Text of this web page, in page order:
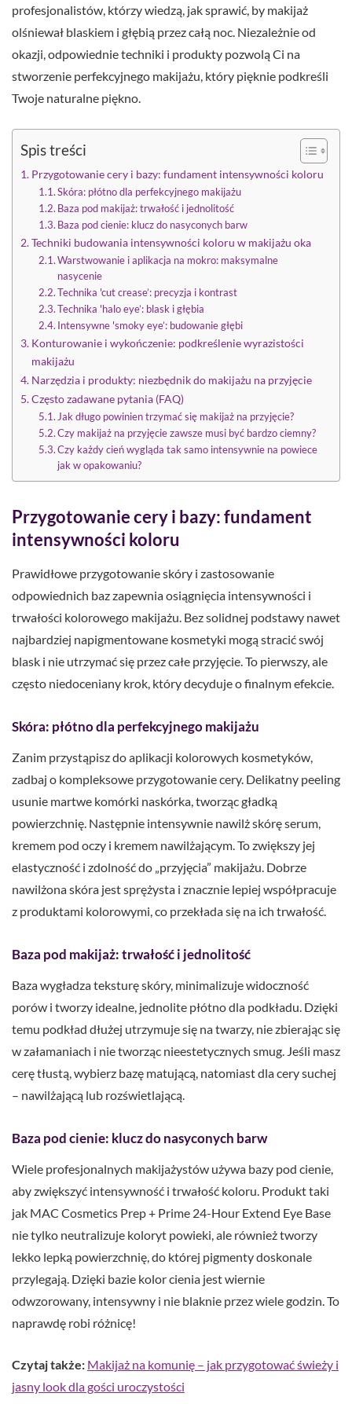
profesjonalistów, którzy wiedzą, jak sprawić, by makijaż
olśniewał blaskiem i głębią przez całą noc. Niezależnie od
okazji, odpowiednie techniki i produkty pozwolą Ci na
stworzenie perfekcyjnego makijażu, który pięknie podkreśli
Twoje naturalne piękno.
Spis treści
Przygotowanie cery i bazy: fundament intensywności koloru
Skóra: płótno dla perfekcyjnego makijażu
Baza pod makijaż: trwałość i jednolitość
Baza pod cienie: klucz do nasyconych barw
Techniki budowania intensywności koloru w makijażu oka
Warstwowanie i aplikacja na mokro: maksymalne
nasycenie
Technika 'cut crease’: precyzja i kontrast
Technika 'halo eye’: blask i głębia
Intensywne 'smoky eye’: budowanie głębi
Konturowanie i wykończenie: podkreślenie wyrazistości
makijażu
Narzędzia i produkty: niezbędnik do makijażu na przyjęcie
Często zadawane pytania (FAQ)
Jak długo powinien trzymać się makijaż na przyjęcie?
Czy makijaż na przyjęcie zawsze musi być bardzo ciemny?
Czy każdy cień wygląda tak samo intensywnie na powiece
jak w opakowaniu?
Przygotowanie cery i bazy: fundament
intensywności koloru
Prawidłowe przygotowanie skóry i zastosowanie
odpowiednich baz zapewnia osiągnięcia intensywności i
trwałości kolorowego makijażu. Bez solidnej podstawy nawet
najbardziej napigmentowane kosmetyki mogą stracić swój
blask i nie utrzymać się przez całe przyjęcie. To pierwszy, ale
często niedoceniany krok, który decyduje o finalnym efekcie.
Skóra: płótno dla perfekcyjnego makijażu
Zanim przystąpisz do aplikacji kolorowych kosmetyków,
zadbaj o kompleksowe przygotowanie cery. Delikatny peeling
usunie martwe komórki naskórka, tworząc gładką
powierzchnię. Następnie intensywnie nawilż skórę serum,
kremem pod oczy i kremem nawilżającym. To zwiększy jej
elastyczność i zdolność do „przyjęcia” makijażu. Dobrze
nawilżona skóra jest sprężysta i znacznie lepiej współpracuje
z produktami kolorowymi, co przekłada się na ich trwałość.
Baza pod makijaż: trwałość i jednolitość
Baza wygładza teksturę skóry, minimalizuje widoczność
porów i tworzy idealne, jednolite płótno dla podkładu. Dzięki
temu podkład dłużej utrzymuje się na twarzy, nie zbierając się
w załamaniach i nie tworząc nieestetycznych smug. Jeśli masz
cerę tłustą, wybierz bazę matującą, natomiast dla cery suchej
– nawilżającą lub rozświetlającą.
Baza pod cienie: klucz do nasyconych barw
Wiele profesjonalnych makijażystów używa bazy pod cienie,
aby zwiększyć intensywność i trwałość koloru. Produkt taki
jak MAC Cosmetics Prep + Prime 24-Hour Extend Eye Base
nie tylko neutralizuje koloryt powieki, ale również tworzy
lekko lepką powierzchnię, do której pigmenty doskonale
przylegają. Dzięki bazie kolor cienia jest wiernie
odwzorowany, intensywny i nie blaknie przez wiele godzin. To
naprawdę robi różnicę!
Czytaj także: Makijaż na komunię – jak przygotować świeży i
jasny look dla gości uroczystości